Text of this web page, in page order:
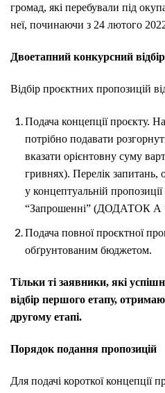
громад, які перебували під
неї, починаючи з 24 лютого
Двоетапний конкурсний відбір
Відбір проєктних пропозицій
Подача концепції проєкту.
потрібно подавати
вказати орієнтовну суму
гривнях). Перелік запитань,
у концептуальній
“Запрошенні” (ДОДАТОК А
Подача повної проєктної
обґрунтованим бюджетом.
Тільки ті заявники, які
відбір першого етапу,
другому етапі.
Порядок подання пропозицій
Для подачі короткої концепції